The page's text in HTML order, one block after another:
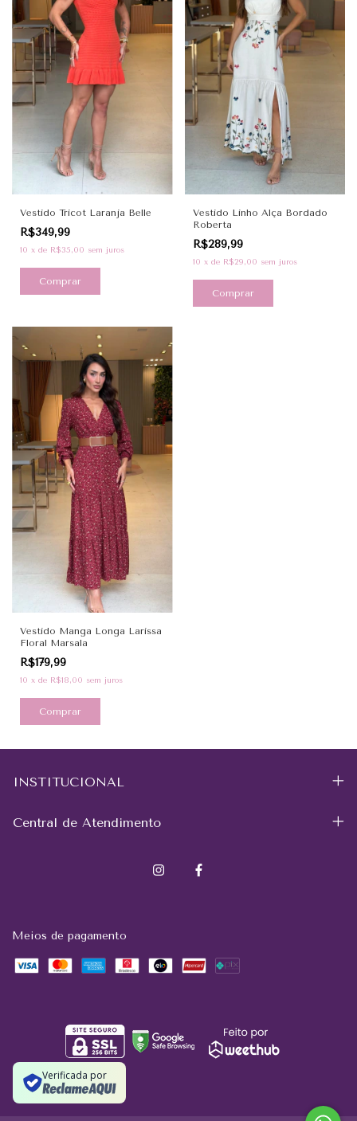
Vestido Tricot Laranja Belle
R$349,99
10 x de R$35,00 sem juros
Comprar
Vestido Linho Alça Bordado
Roberta
R$289,99
10 x de R$29,00 sem juros
Comprar
Vestido Manga Longa Larissa
Floral Marsala
R$179,99
10 x de R$18,00 sem juros
Comprar
INSTITUCIONAL
Central de Atendimento
Meios de pagamento
Verificada por